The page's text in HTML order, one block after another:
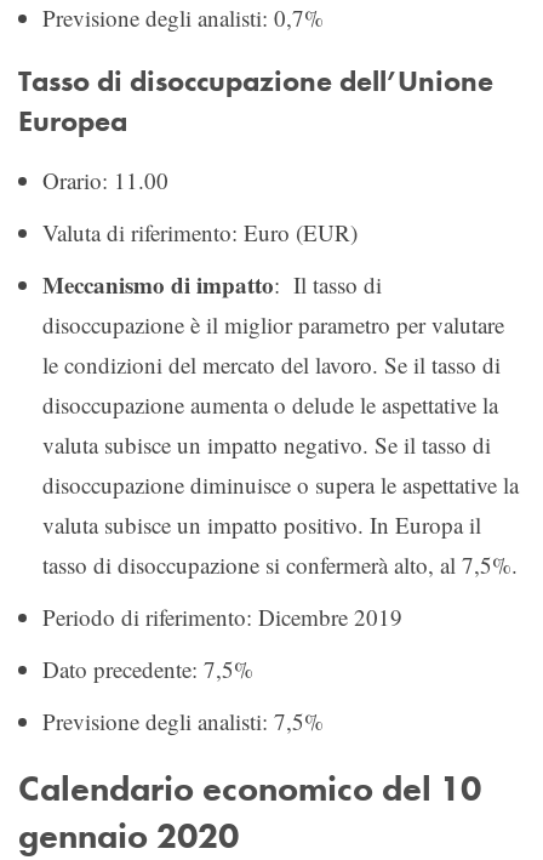
Previsione degli analisti: 0,7%
Tasso di disoccupazione dell’Unione
Europea
Orario: 11.00
Valuta di riferimento: Euro (EUR)
Meccanismo di impatto: Il tasso di
disoccupazione è il miglior parametro per valutare
le condizioni del mercato del lavoro. Se il tasso di
disoccupazione aumenta o delude le aspettative la
valuta subisce un impatto negativo. Se il tasso di
disoccupazione diminuisce o supera le aspettative la
valuta subisce un impatto positivo. In Europa il
tasso di disoccupazione si confermerà alto, al 7,5%.
Periodo di riferimento: Dicembre 2019
Dato precedente: 7,5%
Previsione degli analisti: 7,5%
Calendario economico del 10
gennaio 2020